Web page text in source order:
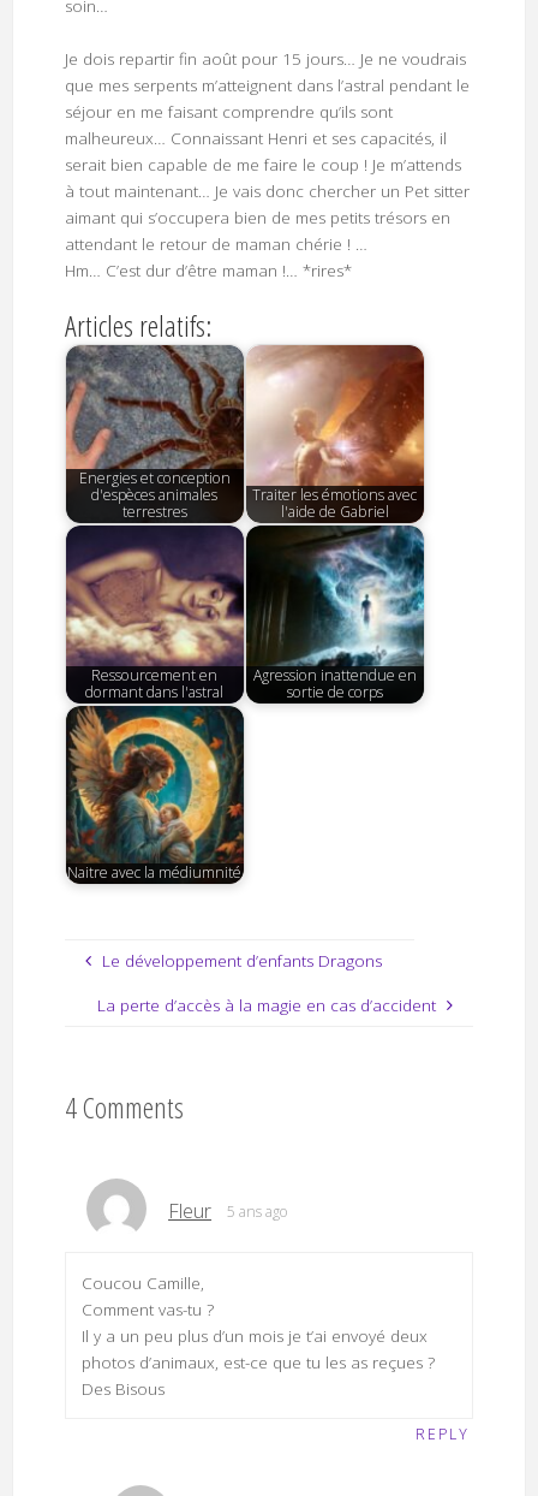
soin…
Je dois repartir fin août pour 15 jours… Je ne voudrais
que mes serpents m’atteignent dans l’astral pendant le
séjour en me faisant comprendre qu’ils sont
malheureux… Connaissant Henri et ses capacités, il
serait bien capable de me faire le coup ! Je m’attends
à tout maintenant… Je vais donc chercher un Pet sitter
aimant qui s’occupera bien de mes petits trésors en
attendant le retour de maman chérie ! …
Hm… C’est dur d’être maman !… *rires*
Articles relatifs:
Energies et conception
d'espèces animales
terrestres
Traiter les émotions avec
l'aide de Gabriel
Ressourcement en
dormant dans l'astral
Agression inattendue en
sortie de corps
Naitre avec la médiumnité
Le développement d’enfants Dragons
La perte d’accès à la magie en cas d’accident
4 Comments
Fleur 5 ans ago
Coucou Camille,
Comment vas-tu ?
Il y a un peu plus d’un mois je t’ai envoyé deux
photos d’animaux, est-ce que tu les as reçues ?
Des Bisous
REPLY